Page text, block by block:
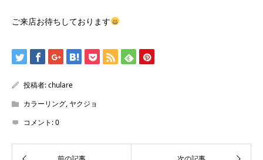
ご来店お待ちしております
投稿者:chulare
カラーリング, ヤクジョ
コメント:0